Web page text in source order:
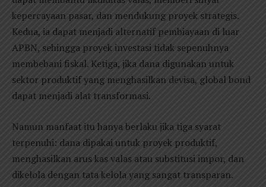
kepercayaan pasar, dan mendukung proyek strategis.
Kedua, ia dapat menjadi alternatif pembiayaan di luar
APBN, sehingga proyek investasi tidak sepenuhnya
membebani fiskal. Ketiga, jika dana digunakan untuk
sektor produktif yang menghasilkan devisa, global bond
dapat menjadi alat transformasi.
Namun manfaat itu hanya berlaku jika tiga syarat
terpenuhi: dana dipakai untuk proyek produktif,
menghasilkan arus kas valas atau substitusi impor, dan
dikelola dengan tata kelola yang sangat transparan.